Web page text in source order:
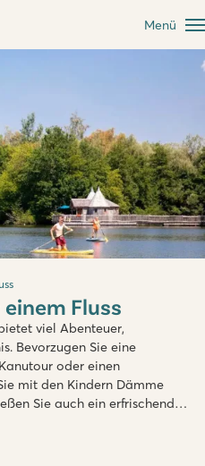
Menü
Fluss
viel Abenteuer,
Bevorzugen Sie eine
oder einen
mit den Kindern Dämme
Sie auch ein erfrischendes
dabei.